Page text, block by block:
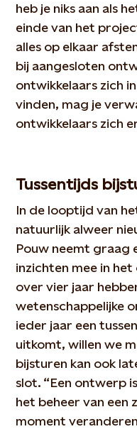
heb je niks aan als
einde van het
alles op elkaar
bij aangesloten
ontwikkelaars zich
vinden, mag je
ontwikkelaars zich
Tussentijds
In de looptijd van
natuurlijk alweer
Pouw neemt graag
inzichten mee in
over vier jaar
wetenschappelijke
ieder jaar een
uitkomt, willen we
bijsturen kan ook
slot. “Een ontwerp
het beheer van een
moment